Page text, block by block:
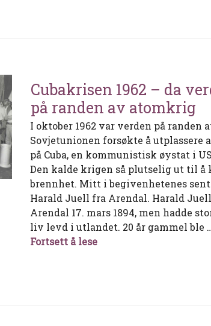
Cubakrisen 1962 – da
på randen av atomkrig
I oktober 1962 var verden på randen
Sovjetunionen forsøkte å utplassere
på Cuba, en kommunistisk øystat i
Den kalde krigen så plutselig ut til å
brennhet. Mitt i begivenhetenes
Harald Juell fra Arendal. Harald
Arendal 17. mars 1894, men hadde
liv levd i utlandet. 20 år gammel ble
Fortsett å leseCubakrisen 1962 – da